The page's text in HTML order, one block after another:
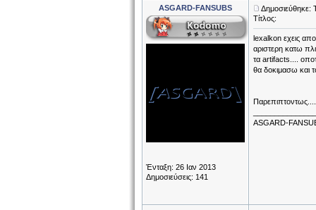
ASGARD-FANSUBS
Ένταξη: 26 Ιαν 2013
Δημοσιεύσεις: 141
Δημοσιεύθηκε:
Τίτλος:
lexalkon εχεις
αριστερη κατω
τα artifacts....
θα δοκιμασω και
Παρεπιπτοντως....
ASGARD-